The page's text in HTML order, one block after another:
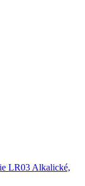
LR03 Alkalické,